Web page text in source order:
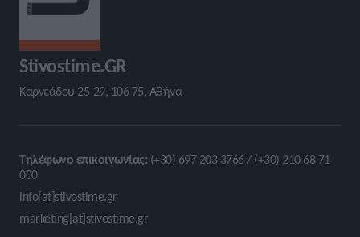
Stivostime.GR
Καρνεάδου 25-29, 106 75, Αθήνα
Τηλέφωνο επικοινωνίας: (+30) 697 203 3766 / (+30) 210 68 71
000
info[at]stivostime.gr
marketing[at]stivostime.gr